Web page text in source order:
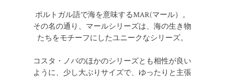
ポルトガル語で海を意味するMAR(マール）。
その名の通り、マールシリーズは、海の生き物
たちをモチーフにしたユニークなシリーズ。
コスタ・ノバのほかのシリーズとも相性が良い
ように、少し大ぶりサイズで、ゆったりと主張